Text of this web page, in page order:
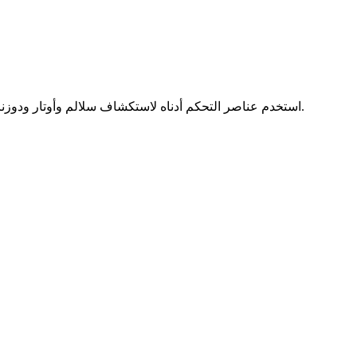
تصور النوتات والأوتار الدياتونية لسلم Hungarian Major دو على بانجو (ريشة) ذي 4 أوتار بدوزان Standard Banjo (دو صول سي ري). استخدم عناصر التحكم أدناه لاستكشاف سلالم وأوتار ودوزنات أخرى.